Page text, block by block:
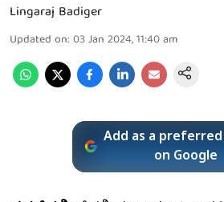
Lingaraj Badiger
Updated on: 03 Jan 2024, 11:40 am
Add as a
on Google